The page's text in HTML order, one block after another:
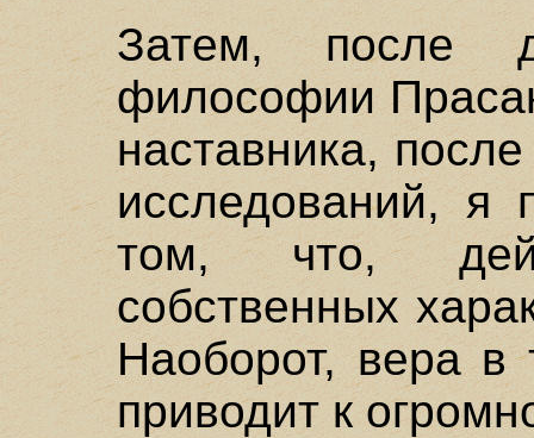
Затем, после
философии
наставника,
исследований, я
том, что,
собственных
Наоборот, вера в
приводит к